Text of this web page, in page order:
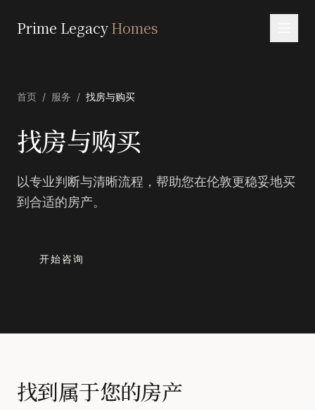
Prime LegacyHomes
服务
关于我们
联系
首页 / 服务 / 找房与购买
找房与购买
以专业判断与清晰流程，帮助您在伦敦更稳妥地买
到合适的房产。
开始咨询
找到属于您的房产